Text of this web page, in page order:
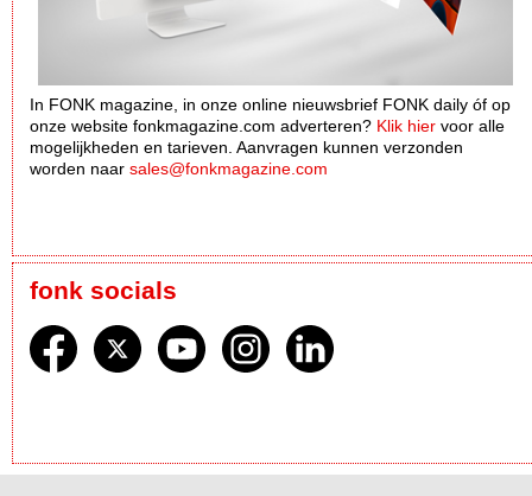
In FONK magazine, in onze online nieuwsbrief FONK daily óf op
onze website fonkmagazine.com adverteren? Klik hier voor alle
mogelijkheden en tarieven. Aanvragen kunnen verzonden
worden naar sales@fonkmagazine.com
fonk socials